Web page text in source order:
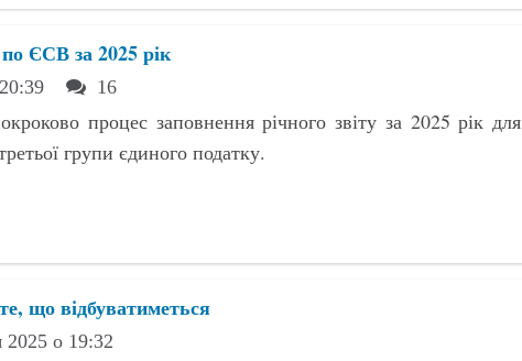
ЄСВ за 2025 рік
16
процес заповнення річного звіту за 2025 рік для
групи єдиного податку.
що відбуватиметься
2025 о 19:32